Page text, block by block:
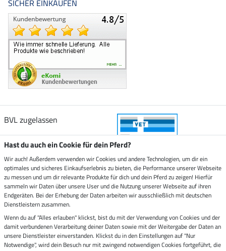
SICHER EINKAUFEN
BVL zugelassen
Zustellung durch
Sicher bezahlen mit
Rechnung Vorkasse
Hast du auch ein Cookie für dein Pferd?
Wir auch! Außerdem verwenden wir Cookies und andere Technologien, um dir ein
optimales und sicheres Einkaufserlebnis zu bieten, die Performance unserer Webseite
zu messen und um dir relevante Produkte für dich und dein Pferd zu zeigen! Hierfür
sammeln wir Daten über unsere User und die Nutzung unserer Webseite auf ihren
Endgeräten. Bei der Erhebung der Daten arbeiten wir ausschließlich mit deutschen
Dienstleistern zusammen.
Wenn du auf "Alles erlauben" klickst, bist du mit der Verwendung von Cookies und der
damit verbundenen Verarbeitung deiner Daten sowie mit der Weitergabe der Daten an
unsere Dienstleister einverstanden. Klickst du in den Einstellungen auf "Nur
Notwendige", wird dein Besuch nur mit zwingend notwendigen Cookies fortgeführt, die